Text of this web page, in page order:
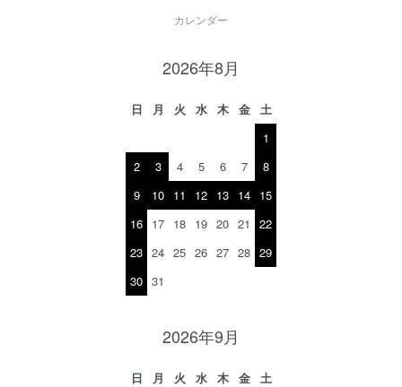
カレンダー
2026年8月
日 月 火 水 木 金
土
1
2
3 4 5 6 7
8
9
10 11 12 13 14 15
16 17 18 19 20 21
22
23 24 25 26 27 28 29
30 31
2026年9月
日 月 火 水 木 金
土